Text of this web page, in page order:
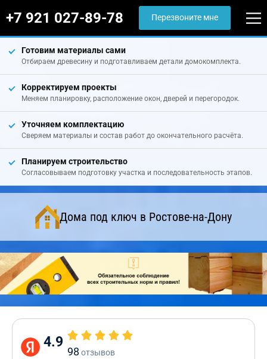
+7 921 027-89-78 Перезвоните мне
Готовим материалы сами
Отбираем древесину и подготавливаем детали домокомплекта.
Корректируем проекты
Меняем планировку, расположение окон, дверей и перегородок.
Уточняем комплектацию
Сверяем материалы и состав работ до окончательного расчёта.
Планируем строительство
Согласовываем подготовку участка и последовательность этапов.
Дома под ключ в Ростове-на-Дону
4.9
98 отзывов